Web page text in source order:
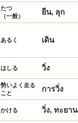
たつ
（一般）
ยืน, ลุก
あるく เดิน
はしる วิ่ง
勢いよく走る
こと
การวิ่ง
かける วิ่ง, ทะยาน